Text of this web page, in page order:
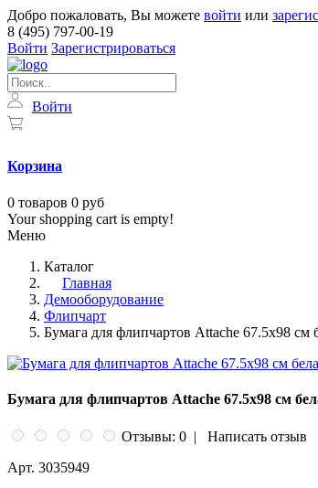
Добро пожаловать, Вы можете войти или
8 (495) 797-00-19
Войти Зарегистрироваться
Войти
Корзина
0 товаров 0 руб
Your shopping cart is empty!
Меню
Каталог
Главная
Демооборудование
Флипчарт
Бумага для флипчартов Attache 67.5х98 см
Бумага для флипчартов Attache 67.5х98 см
Отзывы: 0 |
Написать отзыв
Арт. 3035949